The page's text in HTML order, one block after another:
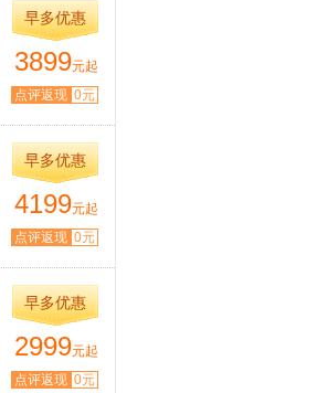
早多优惠
3899元起
点评返现 0元
早多优惠
4199元起
点评返现 0元
早多优惠
2999元起
点评返现 0元